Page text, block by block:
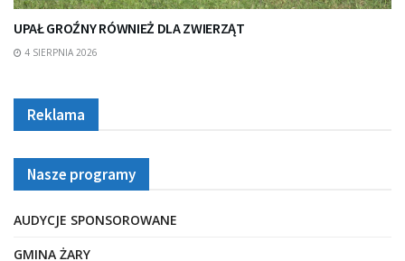
UPAŁ GROŹNY RÓWNIEŻ DLA ZWIERZĄT
4 SIERPNIA 2026
Reklama
Nasze programy
AUDYCJE SPONSOROWANE
GMINA ŻARY